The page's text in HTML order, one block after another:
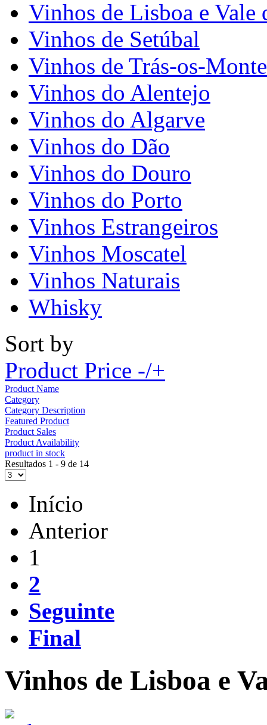
Vinhos de Lisboa e Vale
Vinhos de Setúbal
Vinhos de Trás-os-
Vinhos do Alentejo
Vinhos do Algarve
Vinhos do Dão
Vinhos do Douro
Vinhos do Porto
Vinhos Estrangeiros
Vinhos Moscatel
Vinhos Naturais
Whisky
Sort by
Product Price -/+
Product Name
Category
Category Description
Featured Product
Product Sales
Product Availability
product in stock
Resultados 1 - 9 de 14
Início
Anterior
1
2
Seguinte
Final
Vinhos de Lisboa e